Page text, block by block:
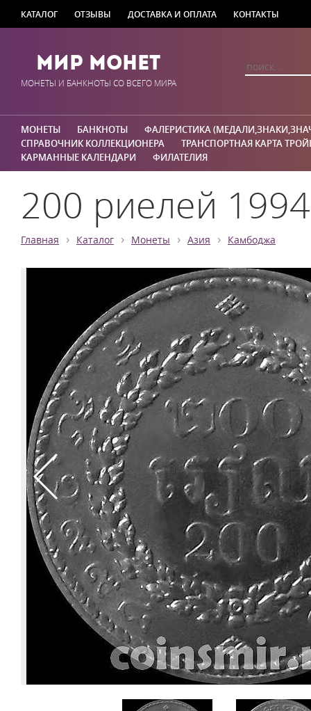
КАТАЛОГ ОТЗЫВЫ ДОСТАВКА И ОПЛАТА КОНТАКТЫ
Мир Монет
МОНЕТЫ И БАНКНОТЫ СО ВСЕГО МИРА
МОНЕТЫ БАНКНОТЫ
ФАЛЕРИСТИКА
СПРАВОЧНИК КОЛЛЕКЦИОНЕРА
ТРАНСПОРТНАЯ КАРТА
КАРМАННЫЕ КАЛЕНДАРИ
ФИЛАТЕЛИЯ
200 риелей
Главная › Каталог › Монеты › Азия › Камбоджа